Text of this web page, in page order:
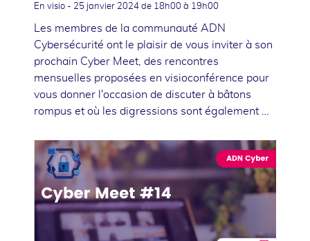
En visio - 25 janvier 2024 de 18h00 à 19h00
Les membres de la communauté ADN
Cybersécurité ont le plaisir de vous inviter à son
prochain Cyber Meet, des rencontres
mensuelles proposées en visioconférence pour
vous donner l'occasion de discuter à bâtons
rompus et où les digressions sont également …